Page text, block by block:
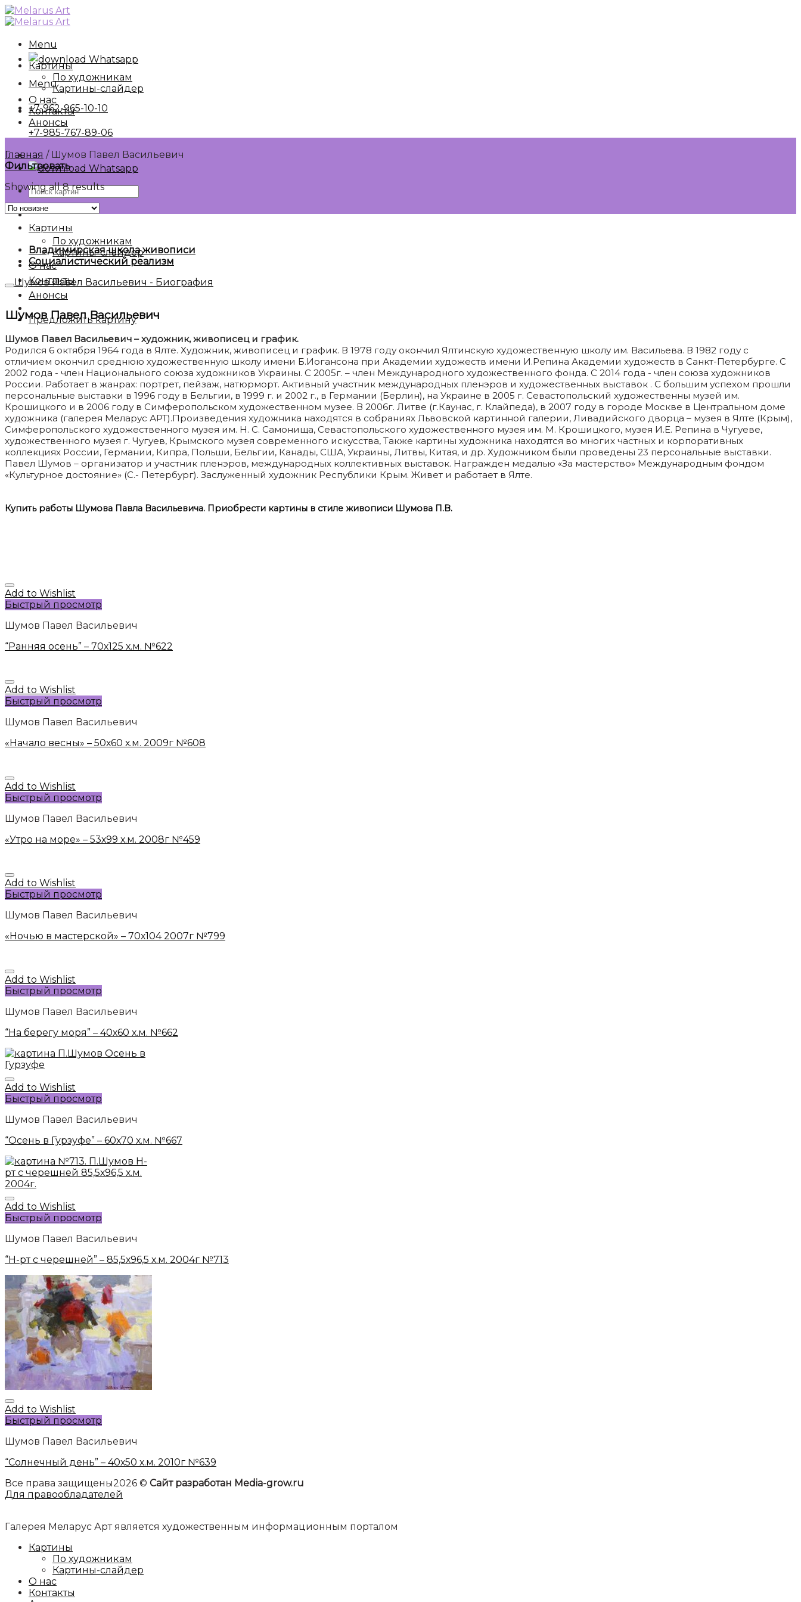
Skip
to
Menu
Whatsapp
Menu
+7-962-965-10-10
+7-985-767-89-06
Whatsapp
Искать:
Картины
По художникам
Картины-слайдер
О нас
Контакты
Анонсы
Предложить картину
Картины
По художникам
Картины-слайдер
О нас
Контакты
Анонсы
Главная /Шумов Павел Васильевич
Фильтровать
Showing all 8 results
Владимирская школа живописи
Социалистический реализм
Шумов Павел Васильевич - Биография
Шумов Павел Васильевич
Шумов Павел Васильевич – художник, живописец и график.
Родился 6 октября 1964 года в Ялте. Художник, живописец и график. В 1978 году окончил Ялтинскую художественную школу им. Васильева. В 1982 году с
отличием окончил среднюю художественную школу имени Б.Иогансона при Академии художеств имени И.Репина Академии художеств в Санкт-Петербурге. С
2002 года - член Национального союза художников Украины. С 2005г. – член Международного художественного фонда. С 2014 года - член союза художников
России. Работает в жанрах: портрет, пейзаж, натюрморт. Активный участник международных пленэров и художественных выставок . С большим успехом прошли
персональные выставки в 1996 году в Бельгии, в 1999 г. и 2002 г., в Германии (Берлин), на Украине в 2005 г. Севастопольский художественны музей им.
Крошицкого и в 2006 году в Симферопольском художественном музее. В 2006г. Литве (г.Каунас, г. Клайпеда), в 2007 году в городе Москве в Центральном доме
художника (галерея Меларус АРТ).Произведения художника находятся в собраниях Львовской картинной галерии, Ливадийского дворца – музея в Ялте (Крым),
Симферопольского художественного музея им. Н. С. Самонища, Севастопольского художественного музея им. М. Крошицкого, музея И.Е. Репина в Чугуеве,
художественного музея г. Чугуев, Крымского музея современного искусства, Также картины художника находятся во многих частных и корпоративных
коллекциях России, Германии, Кипра, Польши, Бельгии, Канады, США, Украины, Литвы, Китая, и др. Художником были проведены 23 персональные выставки.
Павел Шумов – организатор и участник пленэров, международных коллективных выставок. Награжден медалью «За мастерство» Международным фондом
«Культурное достояние» (С.- Петербург). Заслуженный художник Республики Крым. Живет и работает в Ялте.
Купить работы Шумова Павла Васильевича. Приобрести картины в стиле живописи Шумова П.В.
Add to Wishlist
Быстрый просмотр
Шумов Павел Васильевич
“Ранняя осень” – 70х125 х.м. №622
Add to Wishlist
Быстрый просмотр
Шумов Павел Васильевич
«Начало весны» – 50х60 х.м. 2009г №608
Add to Wishlist
Быстрый просмотр
Шумов Павел Васильевич
«Утро на море» – 53х99 х.м. 2008г №459
Add to Wishlist
Быстрый просмотр
Шумов Павел Васильевич
«Ночью в мастерской» – 70х104 2007г №799
Add to Wishlist
Быстрый просмотр
Шумов Павел Васильевич
“На берегу моря” – 40х60 х.м. №662
Add to Wishlist
Быстрый просмотр
Шумов Павел Васильевич
“Осень в Гурзуфе” – 60х70 х.м. №667
Add to Wishlist
Быстрый просмотр
Шумов Павел Васильевич
“Н-рт с черешней” – 85,5х96,5 х.м. 2004г №713
Add to Wishlist
Быстрый просмотр
Шумов Павел Васильевич
“Солнечный день” – 40х50 х.м. 2010г №639
Все права защищены2026 © Сайт разработан Media-grow.ru
Для правообладателей
Галерея Меларус Арт является художественным информационным порталом
Картины
По художникам
Картины-слайдер
О нас
Контакты